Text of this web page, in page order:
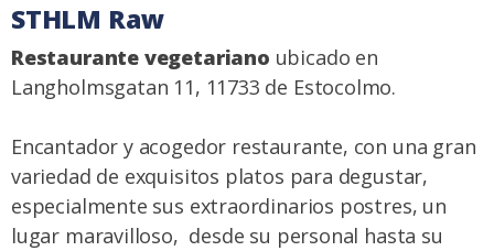
STHLM Raw
Restaurante vegetariano ubicado en
Langholmsgatan 11, 11733 de Estocolmo.
Encantador y acogedor restaurante, con una gran
variedad de exquisitos platos para degustar,
especialmente sus extraordinarios postres, un
lugar maravilloso, desde su personal hasta su